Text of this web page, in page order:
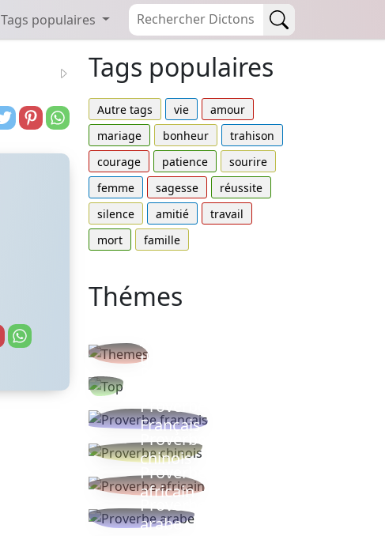
Tags populaires
Tags populaires
Autre tags vie
amour
mariage
bonheur
trahison
courage
patience
sourire
femme
sagesse
réussite
silence
amitié
travail
mort
famille
Thémes
thèmes
Proverbe
Français
Proverbe
chinois
Proverbe
africain
Proverbe
arabe